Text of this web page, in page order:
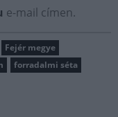
e-mail címen.
Fejér megye
forradalmi séta